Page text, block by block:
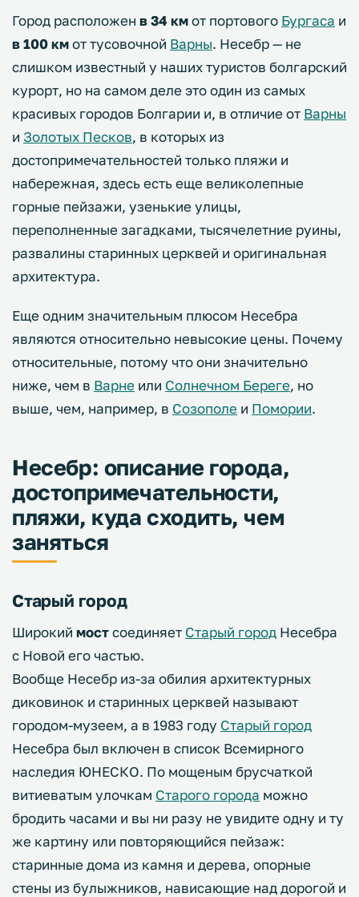
Город расположен в 34 кмот портового Бургаса и
в 100 кмот тусовочной Варны. Несебр — не
слишком известный у наших туристов болгарский
курорт, но на самом деле это один из самых
красивых городов Болгарии и, в отличие от Варны
и Золотых Песков, в которых из
достопримечательностей только пляжи и
набережная, здесь есть еще великолепные
горные пейзажи, узенькие улицы,
переполненные загадками, тысячелетние руины,
развалины старинных церквей и оригинальная
архитектура.
Еще одним значительным плюсом Несебра
являются относительно невысокие цены. Почему
относительные, потому что они значительно
ниже, чем в Варне или Солнечном Береге, но
выше, чем, например, в Созополе и Помории.
Несебр: описание города,
достопримечательности,
пляжи, куда сходить, чем
заняться
Старый город
Широкий мостсоединяет Старый город Несебра
с Новой его частью.
Вообще Несебр из-за обилия архитектурных
диковинок и старинных церквей называют
городом-музеем, а в 1983 году Старый город
Несебра был включен в список Всемирного
наследия ЮНЕСКО. По мощеным брусчаткой
витиеватым улочкам Старого города можно
бродить часами и вы ни разу не увидите одну и ту
же картину или повторяющийся пейзаж:
старинные дома из камня и дерева, опорные
стены из булыжников, нависающие над дорогой и